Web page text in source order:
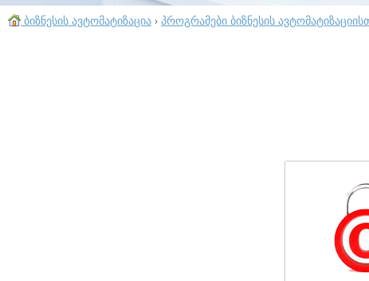
ბიზნესის ავტომატიზაცია › პროგრამები ბიზნესის